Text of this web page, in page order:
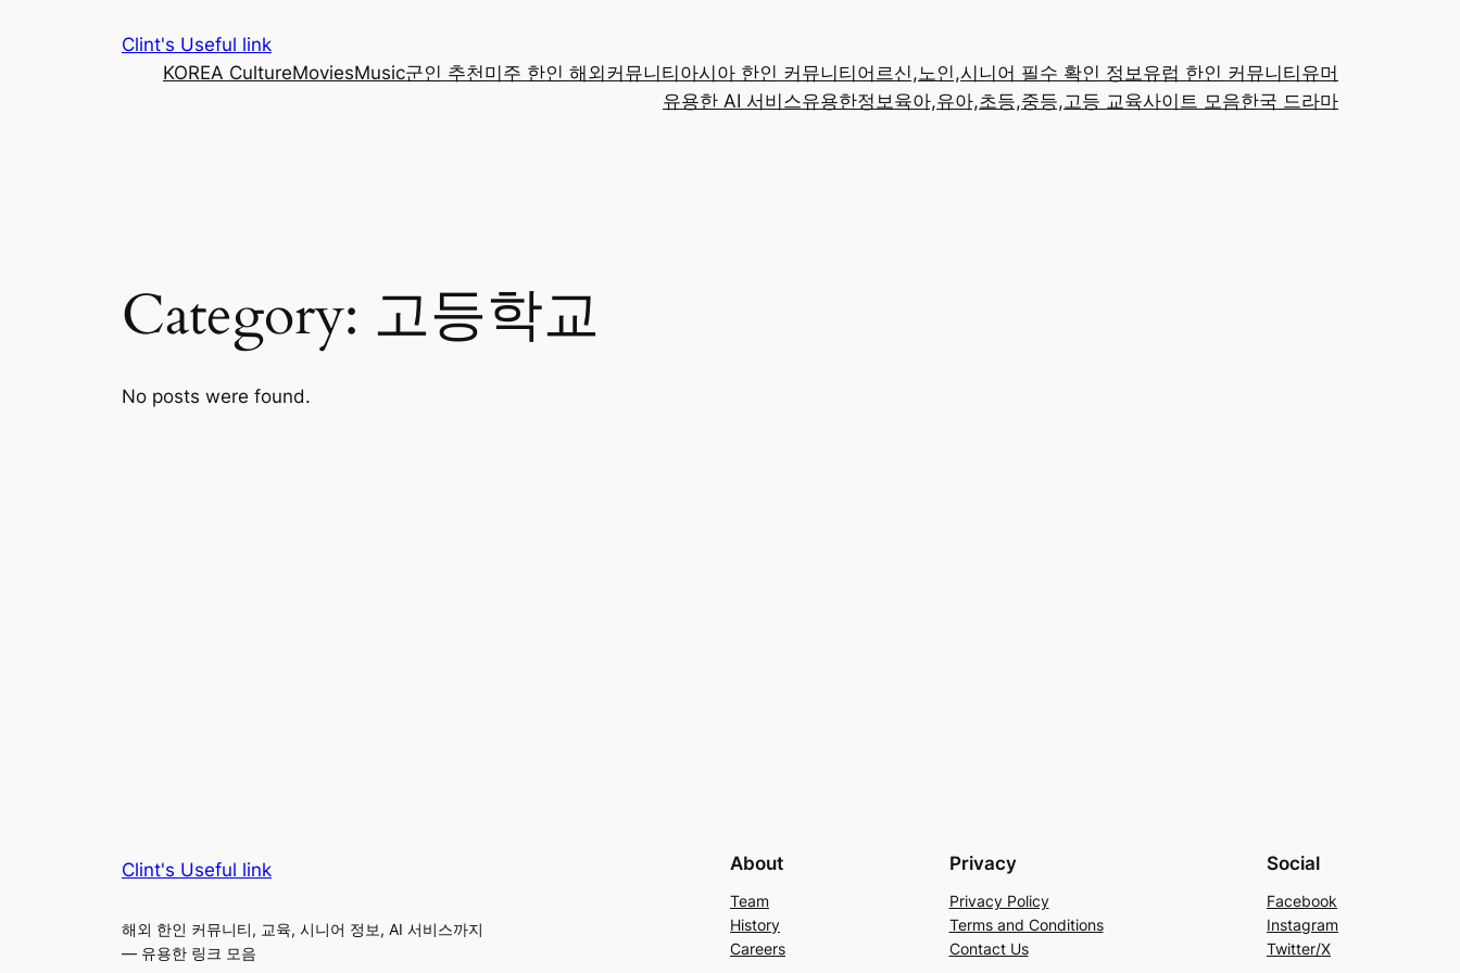
Clint's Useful link
KOREA CultureMoviesMusic군인 추천미주 한인 해외커뮤니티 아시아 한인 커뮤니티 어르신,노인,시니어 필수 확인 정보유럽 한인 커뮤니티 유머
유용한 AI 서비스유용한정보육아,유아,초등,중등,고등 교육사이트 모음한국 드라마
Category: 고등학교
No posts were found.
Clint's Useful link
해외 한인 커뮤니티, 교육, 시니어 정보, AI 서비스까지
— 유용한 링크 모음
About
Team
History
Careers
Privacy
Privacy Policy
Terms and Conditions
Contact Us
Social
Facebook
Instagram
Twitter/X